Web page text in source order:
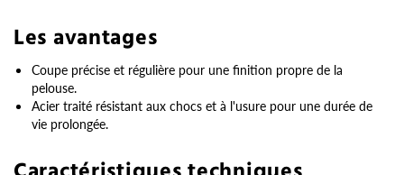
Les avantages
Coupe précise et régulière pour une finition propre de la
pelouse.
Acier traité résistant aux chocs et à l'usure pour une durée de
vie prolongée.